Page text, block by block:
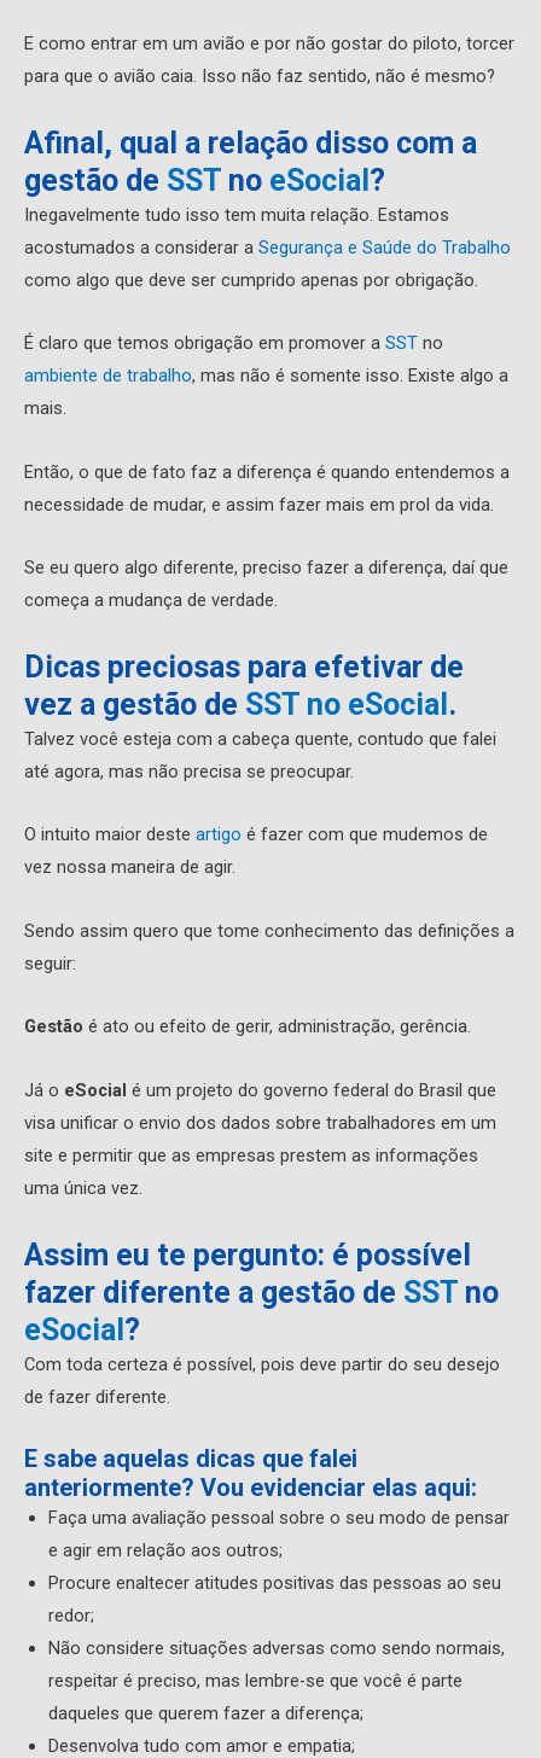
E como entrar em um avião e por não gostar do piloto, torcer
para que o avião caia. Isso não faz sentido, não é mesmo?
Afinal, qual a relação disso com a
gestão de SST no eSocial ?
Inegavelmente tudo isso tem muita relação. Estamos
acostumados a considerar a Segurança e Saúde do Trabalho
como algo que deve ser cumprido apenas por obrigação.
É claro que temos obrigação em promover a SST no
ambiente de trabalho, mas não é somente isso. Existe algo a
mais.
Então, o que de fato faz a diferença é quando entendemos a
necessidade de mudar, e assim fazer mais em prol da vida.
Se eu quero algo diferente, preciso fazer a diferença, daí que
começa a mudança de verdade.
Dicas preciosas para efetivar de
vez a gestão de SST no eSocial .
Talvez você esteja com a cabeça quente, contudo que falei
até agora, mas não precisa se preocupar.
O intuito maior deste artigo é fazer com que mudemos de
vez nossa maneira de agir.
Sendo assim quero que tome conhecimento das definições a
seguir:
Gestão é ato ou efeito de gerir, administração, gerência.
Já o eSocial é um projeto do governo federal do Brasil que
visa unificar o envio dos dados sobre trabalhadores em um
site e permitir que as empresas prestem as informações
uma única vez.
Assim eu te pergunto: é possível
fazer diferente a gestão de SST no
eSocial?
Com toda certeza é possível, pois deve partir do seu desejo
de fazer diferente.
E sabe aquelas dicas que falei
anteriormente? Vou evidenciar elas aqui:
Faça uma avaliação pessoal sobre o seu modo de pensar
e agir em relação aos outros;
Procure enaltecer atitudes positivas das pessoas ao seu
redor;
Não considere situações adversas como sendo normais,
respeitar é preciso, mas lembre-se que você é parte
daqueles que querem fazer a diferença;
Desenvolva tudo com amor e empatia;